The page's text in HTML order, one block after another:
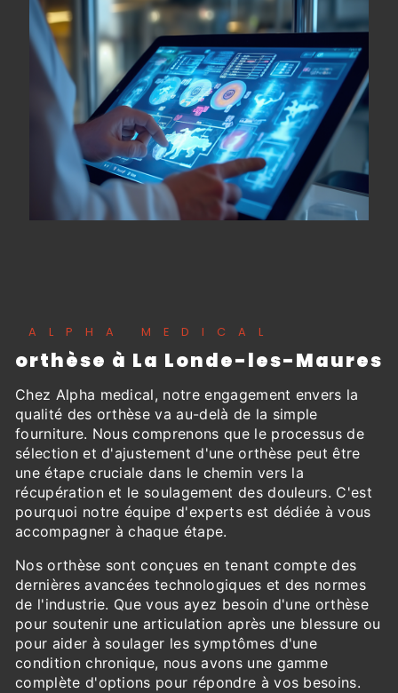
ALPHA MEDICAL
orthèse à La Londe-les-Maures
Chez Alpha medical, notre engagement envers la
qualité des orthèse va au-delà de la simple
fourniture. Nous comprenons que le processus de
sélection et d'ajustement d'une orthèse peut être
une étape cruciale dans le chemin vers la
récupération et le soulagement des douleurs. C'est
pourquoi notre équipe d'experts est dédiée à vous
accompagner à chaque étape.
Nos orthèse sont conçues en tenant compte des
dernières avancées technologiques et des normes
de l'industrie. Que vous ayez besoin d'une orthèse
pour soutenir une articulation après une blessure ou
pour aider à soulager les symptômes d'une
condition chronique, nous avons une gamme
complète d'options pour répondre à vos besoins.